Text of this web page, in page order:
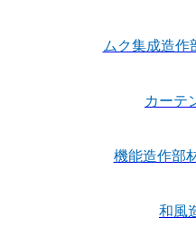
ムク集成造作
カーテ
機能造作部
和風